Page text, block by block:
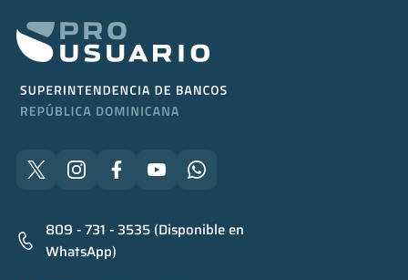
809 - 731 - 3535 (Disponible en
WhatsApp)